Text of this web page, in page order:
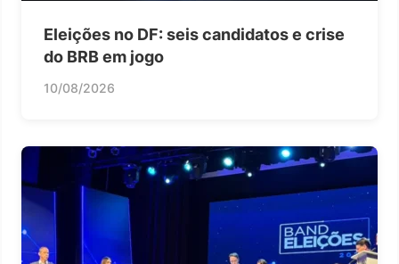
Eleições no DF: seis candidatos e crise
do BRB em jogo
10/08/2026